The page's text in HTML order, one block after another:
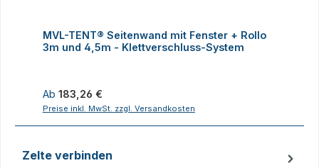
MVL-TENT® Seitenwand mit Fenster + Rollo
3m und 4,5m - Klettverschluss-System
Regulärer Preis:
Ab 183,26 €
Preise inkl. MwSt. zzgl. Versandkosten
Zelte verbinden